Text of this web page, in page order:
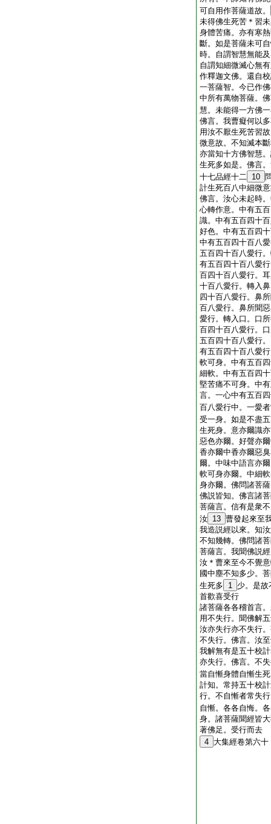
可自用作菩薩道故。
未得佛生死苦＊習
身體苦痛。亦有寒
斷。如是菩薩未可
時。自謂智慧無能
自謂知細微滅心無
作釋迦文佛。還自
一菩薩智。今已作
中所有萬物菩薩。
慧。未能得一方佛
佛言。我曹癡何以
用汝不厭生死苦習
微意故。不知滅本
亦當知十方佛智慧
生死多如是。佛言
十七品經十二 10
計生死百八中細微
佛言。汝心未起時
心轉作意。中有五
識。中有五百四十
好色。中有五百四
中有五百四十百八
五百四十百八愛行
有五百四十百八愛
百四十百八愛行。
十百八愛行。轉入
四十百八愛行。鼻
百八愛行。鼻所聞
愛行。轉入口。口
百四十百八愛行。
五百四十百八愛行
有五百四十百八愛
軟可身。中有五百
細軟。中有五百四
堅苦痛不可身。中
言。一心中有五百
百八愛行中。一愛
受一身。如是不盡
生死身。意亦爾識
惡色亦爾。好聲亦
香亦爾中香亦爾惡
爾。中味中語言亦
軟可身亦爾。中細
身亦爾。佛問諸菩
佛説皆知。佛言諸
菩薩言。信有是衆
汝 13 曹發起來至
我造説經以來。知
不知幾轉。佛問諸
菩薩言。我聞佛説
汝＊曹來至今不覺
國中塵不知多少。
生死多
1 少。是
首歡喜受行
諸菩薩各各稽首言
用不失行。聞佛解
汝亦失行亦不失行
不失行。佛言。汝
我解無有是五十校
亦失行。佛言。不
當自慚身體自慚生
計知。常持五十校
行。不自慚者常失
自慚。各各自悔。
身。諸菩薩聞經皆
著佛足。受行而去
4 大集經卷第六十